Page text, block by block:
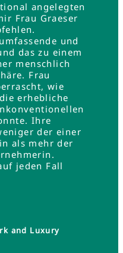
angelegten
Frau Graeser
und
das zu einem
menschlich
Frau
wie
erhebliche
Ihre
der einer
als mehr der
jeden Fall
and Luxury